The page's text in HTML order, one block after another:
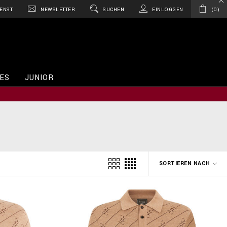
NEWSLETTER SUCHEN EINLOGGEN 0
JUNIOR
SORTIEREN NACH